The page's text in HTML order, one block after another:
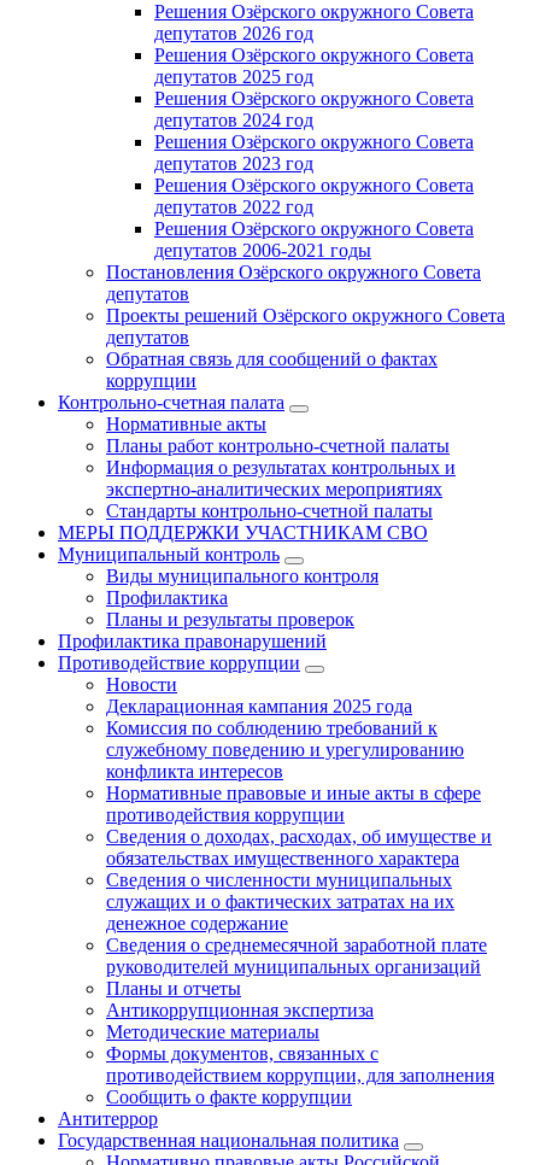
Решения Озёрского окружного Совета
депутатов 2026 год
Решения Озёрского окружного Совета
депутатов 2025 год
Решения Озёрского окружного Совета
депутатов 2024 год
Решения Озёрского окружного Совета
депутатов 2023 год
Решения Озёрского окружного Совета
депутатов 2022 год
Решения Озёрского окружного Совета
депутатов 2006-2021 годы
Постановления Озёрского окружного Совета
депутатов
Проекты решений Озёрского окружного Совета
депутатов
Обратная связь для сообщений о фактах
коррупции
Контрольно-счетная палата
Нормативные акты
Планы работ контрольно-счетной палаты
Информация о результатах контрольных и
экспертно-аналитических мероприятиях
Стандарты контрольно-счетной палаты
МЕРЫ ПОДДЕРЖКИ УЧАСТНИКАМ СВО
Муниципальный контроль
Виды муниципального контроля
Профилактика
Планы и результаты проверок
Профилактика правонарушений
Противодействие коррупции
Новости
Декларационная кампания 2025 года
Комиссия по соблюдению требований к
служебному поведению и урегулированию
конфликта интересов
Нормативные правовые и иные акты в сфере
противодействия коррупции
Сведения о доходах, расходах, об имуществе и
обязательствах имущественного характера
Сведения о численности муниципальных
служащих и о фактических затратах на их
денежное содержание
Сведения о среднемесячной заработной плате
руководителей муниципальных организаций
Планы и отчеты
Антикоррупционная экспертиза
Методические материалы
Формы документов, связанных с
противодействием коррупции, для заполнения
Сообщить о факте коррупции
Антитеррор
Государственная национальная политика